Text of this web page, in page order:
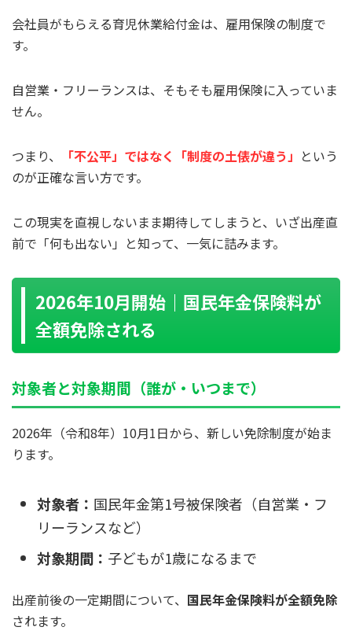
会社員がもらえる育児休業給付金は、雇用保険の制度で
す。
自営業・フリーランスは、そもそも雇用保険に入っていま
せん。
つまり、 「不公平」ではなく「制度の土俵が違う」 という
のが正確な言い方です。
この現実を直視しないまま期待してしまうと、いざ出産直
前で「何も出ない」と知って、一気に詰みます。
2026年10月開始｜国民年金保険料が
全額免除される
対象者と対象期間（誰が・いつまで）
2026年（令和8年）10月1日から、新しい免除制度が始ま
ります。
対象者： 国民年金第1号被保険者（自営業・フ
リーランスなど）
対象期間： 子どもが1歳になるまで
出産前後の一定期間について、 国民年金保険料が全額免除
されます。